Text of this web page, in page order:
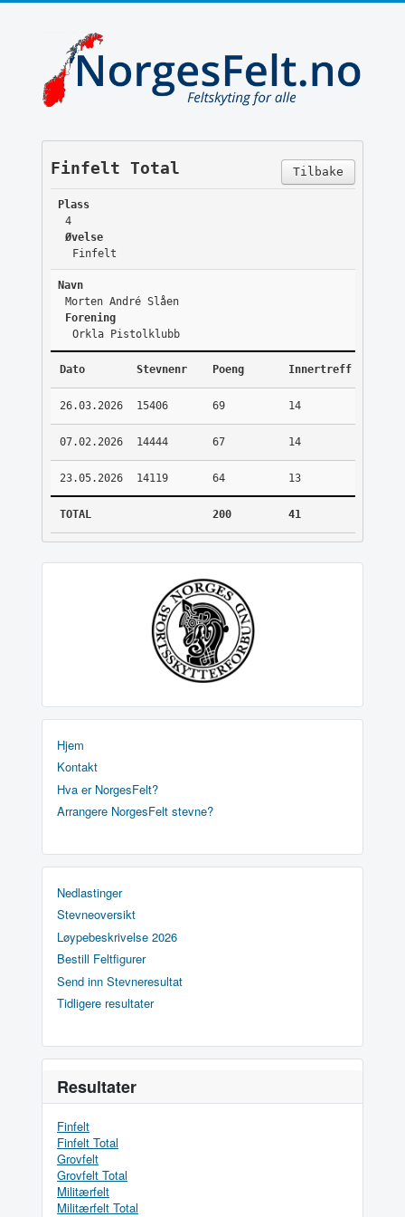
Tilbake
Finfelt Total
Plass
4
Øvelse
Finfelt
Navn
Morten André Slåen
Forening
Orkla Pistolklubb
Dato Stevnenr Poeng Innertreff
26.03.2026 15406 69 14
07.02.2026 14444 67 14
23.05.2026 14119 64 13
TOTAL 200 41
Hjem
Kontakt
Hva er NorgesFelt?
Arrangere NorgesFelt stevne?
Nedlastinger
Stevneoversikt
Løypebeskrivelse 2026
Bestill Feltfigurer
Send inn Stevneresultat
Tidligere resultater
Resultater
Finfelt
Finfelt Total
Grovfelt
Grovfelt Total
Militærfelt
Militærfelt Total